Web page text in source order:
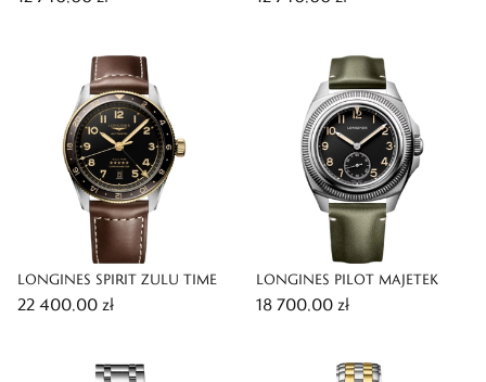
LONGINES SPIRIT ZULU TIME
22 400,00 zł
LONGINES PILOT MAJETEK
18 700,00 zł